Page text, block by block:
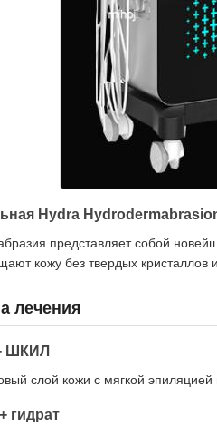
Hydra
представляет собой
кожу без твердых кристаллов
лечения
ШКИЛ
слой кожи с мягкой
гидрат